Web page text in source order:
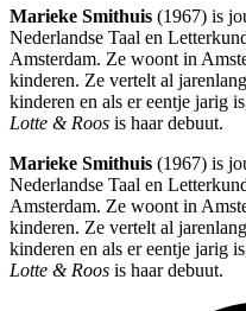
Marieke Smithuis (1967) is
Nederlandse Taal en
Amsterdam. Ze woont in
kinderen. Ze vertelt al
kinderen en als er eentje jarig
Lotte & Roos is haar debuut.
Marieke Smithuis (1967) is
Nederlandse Taal en
Amsterdam. Ze woont in
kinderen. Ze vertelt al
kinderen en als er eentje jarig
Lotte & Roos is haar debuut.